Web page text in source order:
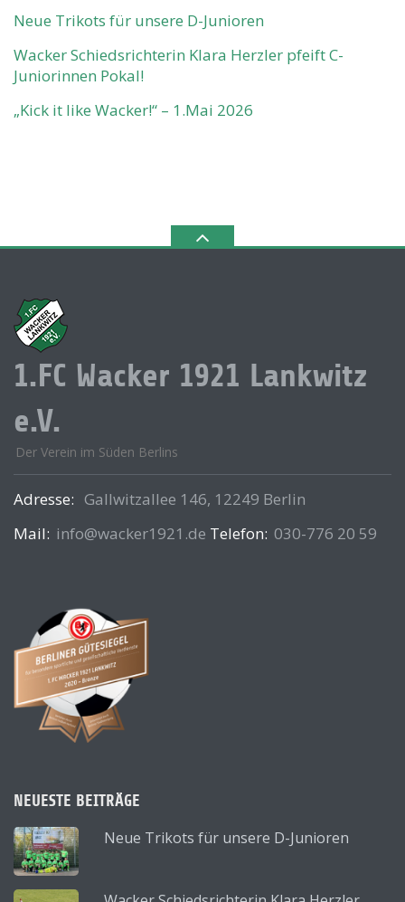
Neue Trikots für unsere D-Junioren
Wacker Schiedsrichterin Klara Herzler pfeift C-
Juniorinnen Pokal!
„Kick it like Wacker!“ – 1.Mai 2026
1.FC Wacker 1921 Lankwitz
e.V.
Der Verein im Süden Berlins
Adresse: Gallwitzallee 146, 12249 Berlin
Mail: info@wacker1921.de Telefon: 030-776 20 59
NEUESTE BEITRÄGE
Neue Trikots für unsere D-Junioren